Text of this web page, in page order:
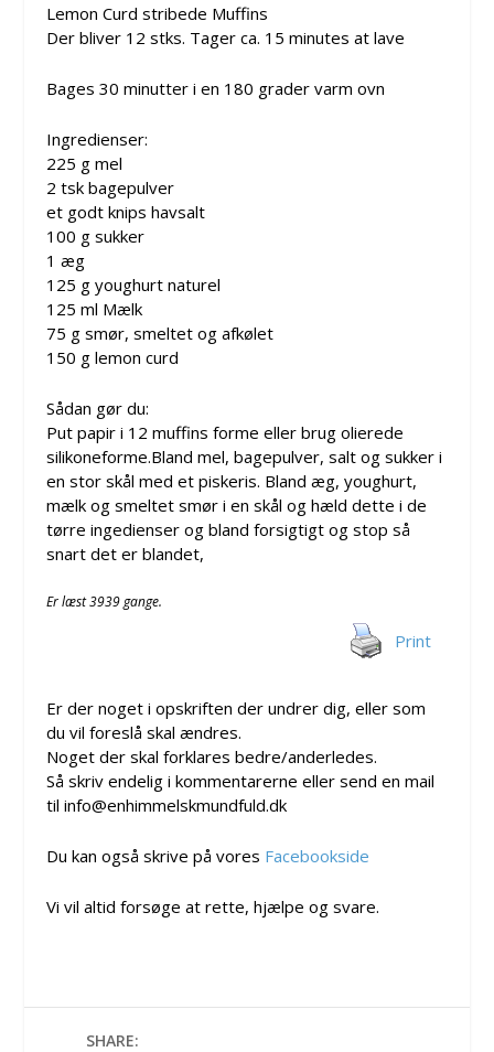
Lemon Curd stribede Muffins
Der bliver 12 stks. Tager ca. 15 minutes at lave
Bages 30 minutter i en 180 grader varm ovn
Ingredienser:
225 g mel
2 tsk bagepulver
et godt knips havsalt
100 g sukker
1 æg
125 g youghurt naturel
125 ml Mælk
75 g smør, smeltet og afkølet
150 g lemon curd
Sådan gør du:
Put papir i 12 muffins forme eller brug olierede
silikoneforme.Bland mel, bagepulver, salt og sukker i
en stor skål med et piskeris. Bland æg, youghurt,
mælk og smeltet smør i en skål og hæld dette i de
tørre ingedienser og bland forsigtigt og stop så
snart det er blandet,
Er læst 3939 gange.
Print
Er der noget i opskriften der undrer dig, eller som
du vil foreslå skal ændres.
Noget der skal forklares bedre/anderledes.
Så skriv endelig i kommentarerne eller send en mail
til info@enhimmelskmundfuld.dk
Du kan også skrive på vores Facebookside
Vi vil altid forsøge at rette, hjælpe og svare.
SHARE: